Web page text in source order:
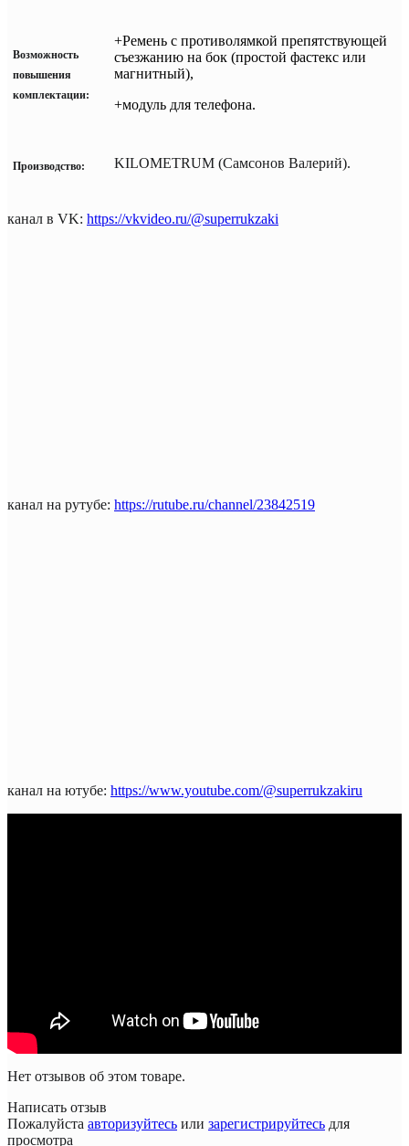
Возможность
повышения
комплектации:
+Ремень с противолямкой препятствующей
съезжанию на бок (простой фастекс или
магнитный),
+модуль для телефона.
Производство: KILOMETRUM (Самсонов Валерий).
канал в VK: https://vkvideo.ru/@superrukzaki
канал на рутубе: https://rutube.ru/channel/23842519
канал на ютубе: https://www.youtube.com/@superrukzakiru
Нет отзывов об этом товаре.
Написать отзыв
Пожалуйста авторизуйтесь или зарегистрируйтесь для
просмотра